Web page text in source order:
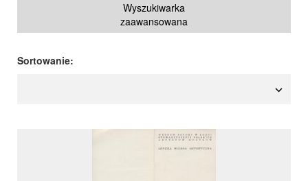
Wyszukiwarka
zaawansowana
Sortowanie: